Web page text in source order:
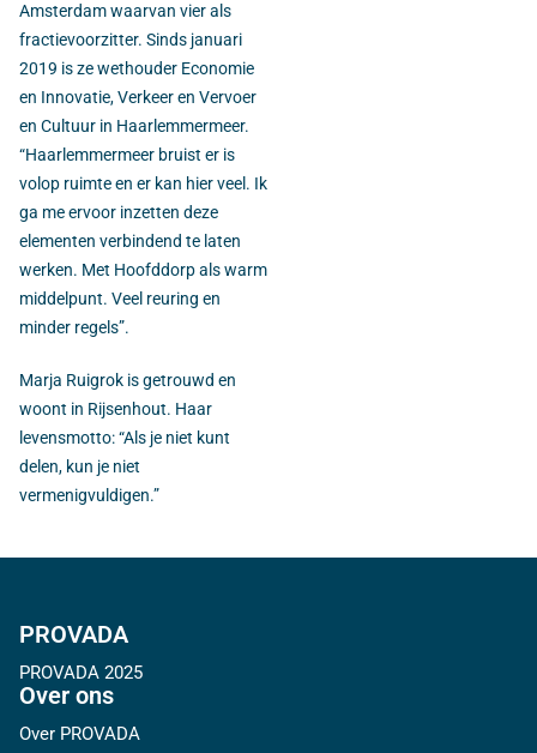
Amsterdam waarvan vier als
fractievoorzitter. Sinds januari
2019 is ze wethouder Economie
en Innovatie, Verkeer en Vervoer
en Cultuur in Haarlemmermeer.
“Haarlemmermeer bruist er is
volop ruimte en er kan hier veel. Ik
ga me ervoor inzetten deze
elementen verbindend te laten
werken. Met Hoofddorp als warm
middelpunt. Veel reuring en
minder regels”.
Marja Ruigrok is getrouwd en
woont in Rijsenhout. Haar
levensmotto: “Als je niet kunt
delen, kun je niet
vermenigvuldigen.”
PROVADA
PROVADA 2025
Over ons
Over PROVADA